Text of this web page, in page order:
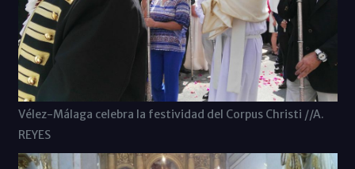
Vélez-Málaga celebra la festividad del Corpus Christi //A.
REYES